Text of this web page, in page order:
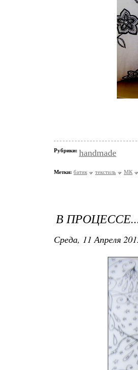
Рубрики: handmade
Метки: батик текстиль МК
В
Среда, 11 Апреля